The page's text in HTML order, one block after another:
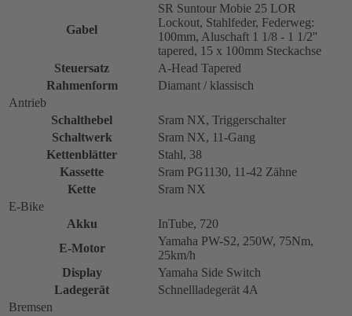
Gabel
SR Suntour Mobie 25 LOR
Lockout, Stahlfeder, Federweg:
100mm, Aluschaft 1 1/8 - 1 1/2''
tapered, 15 x 100mm Steckachse
Steuersatz
A-Head Tapered
Rahmenform
Diamant / klassisch
Antrieb
Schalthebel
Sram NX, Triggerschalter
Schaltwerk
Sram NX, 11-Gang
Kettenblätter
Stahl, 38
Kassette
Sram PG1130, 11-42 Zähne
Kette
Sram NX
E-Bike
Akku
InTube, 720
E-Motor
Yamaha PW-S2, 250W, 75Nm,
25km/h
Display
Yamaha Side Switch
Ladegerät
Schnellladegerät 4A
Bremsen